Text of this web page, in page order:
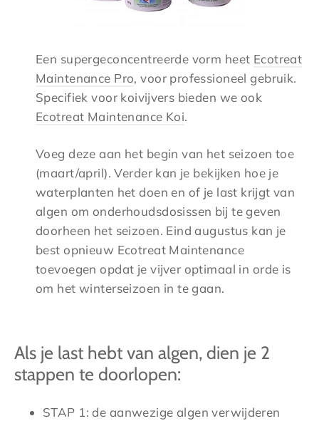
Een supergeconcentreerde vorm heet Ecotreat
Maintenance Pro, voor professioneel gebruik.
Specifiek voor koivijvers bieden we ook
Ecotreat Maintenance Koi.
Voeg deze aan het begin van het seizoen toe
(maart/april). Verder kan je bekijken hoe je
waterplanten het doen en of je last krijgt van
algen om onderhoudsdosissen bij te geven
doorheen het seizoen. Eind augustus kan je
best opnieuw Ecotreat Maintenance
toevoegen opdat je vijver optimaal in orde is
om het winterseizoen in te gaan.
Als je last hebt van algen, dien je 2
stappen te doorlopen:
STAP 1: de aanwezige algen verwijderen